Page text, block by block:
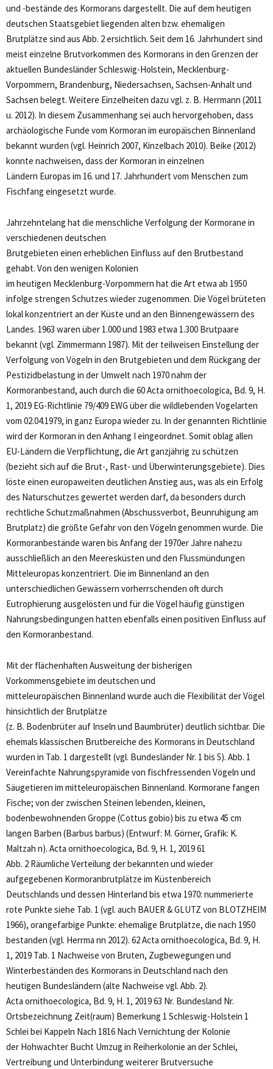
und -bestände des Kormorans dargestellt. Die auf dem heutigen
deutschen Staatsgebiet liegenden alten bzw. ehemaligen
Brutplätze sind aus Abb. 2 ersichtlich. Seit dem 16. Jahrhundert sind
meist einzelne Brutvorkommen des Kormorans in den Grenzen der
aktuellen Bundesländer Schleswig-Holstein, Mecklenburg-
Vorpommern, Brandenburg, Niedersachsen, Sachsen-Anhalt und
Sachsen belegt. Weitere Einzelheiten dazu vgl. z. B. Herrmann (2011
u. 2012). In diesem Zusammenhang sei auch hervorgehoben, dass
archäologische Funde vom Kormoran im europäischen Binnenland
bekannt wurden (vgl. Heinrich 2007, Kinzelbach 2010). Beike (2012)
konnte nachweisen, dass der Kormoran in einzelnen
Ländern Europas im 16. und 17. Jahrhundert vom Menschen zum
Fischfang eingesetzt wurde.
Jahrzehntelang hat die menschliche Verfolgung der Kormorane in
verschiedenen deutschen
Brutgebieten einen erheblichen Einfluss auf den Brutbestand
gehabt. Von den wenigen Kolonien
im heutigen Mecklenburg-Vorpommern hat die Art etwa ab 1950
infolge strengen Schutzes wieder zugenommen. Die Vögel brüteten
lokal konzentriert an der Küste und an den Binnengewässern des
Landes. 1963 waren über 1.000 und 1983 etwa 1.300 Brutpaare
bekannt (vgl. Zimmermann 1987). Mit der teilweisen Einstellung der
Verfolgung von Vögeln in den Brutgebieten und dem Rückgang der
Pestizidbelastung in der Umwelt nach 1970 nahm der
Kormoranbestand, auch durch die 60 Acta ornithoecologica, Bd. 9, H.
1, 2019 EG-Richtlinie 79/409 EWG über die wildlebenden Vogelarten
vom 02.04.1979, in ganz Europa wieder zu. In der genannten Richtlinie
wird der Kormoran in den Anhang I eingeordnet. Somit oblag allen
EU-Ländern die Verpflichtung, die Art ganzjährig zu schützen
(bezieht sich auf die Brut-, Rast- und Überwinterungsgebiete). Dies
löste einen europaweiten deutlichen Anstieg aus, was als ein Erfolg
des Naturschutzes gewertet werden darf, da besonders durch
rechtliche Schutzmaßnahmen (Abschussverbot, Beunruhigung am
Brutplatz) die größte Gefahr von den Vögeln genommen wurde. Die
Kormoranbestände waren bis Anfang der 1970er Jahre nahezu
ausschließlich an den Meeresküsten und den Flussmündungen
Mitteleuropas konzentriert. Die im Binnenland an den
unterschiedlichen Gewässern vorherrschenden oft durch
Eutrophierung ausgelösten und für die Vögel häufig günstigen
Nahrungsbedingungen hatten ebenfalls einen positiven Einfluss auf
den Kormoranbestand.
Mit der flächenhaften Ausweitung der bisherigen
Vorkommensgebiete im deutschen und
mitteleuropäischen Binnenland wurde auch die Flexibilität der Vögel
hinsichtlich der Brutplätze
(z. B. Bodenbrüter auf Inseln und Baumbrüter) deutlich sichtbar. Die
ehemals klassischen Brutbereiche des Kormorans in Deutschland
wurden in Tab. 1 dargestellt (vgl. Bundesländer Nr. 1 bis 5). Abb. 1
Vereinfachte Nahrungspyramide von fischfressenden Vögeln und
Säugetieren im mitteleuropäischen Binnenland. Kormorane fangen
Fische; von der zwischen Steinen lebenden, kleinen,
bodenbewohnenden Groppe (Cottus gobio) bis zu etwa 45 cm
langen Barben (Barbus barbus) (Entwurf: M. Görner, Grafik: K.
Maltzah n). Acta ornithoecologica, Bd. 9, H. 1, 2019 61
Abb. 2 Räumliche Verteilung der bekannten und wieder
aufgegebenen Kormoranbrutplätze im Küstenbereich
Deutschlands und dessen Hinterland bis etwa 1970: nummerierte
rote Punkte siehe Tab. 1 (vgl. auch BAUER & GLUTZ von BLOTZHEIM
1966), orangefarbige Punkte: ehemalige Brutplätze, die nach 1950
bestanden (vgl. Herrma nn 2012). 62 Acta ornithoecologica, Bd. 9, H.
1, 2019 Tab. 1 Nachweise von Bruten, Zugbewegungen und
Winterbeständen des Kormorans in Deutschland nach den
heutigen Bundesländern (alte Nachweise vgl. Abb. 2).
Acta ornithoecologica, Bd. 9, H. 1, 2019 63 Nr. Bundesland Nr.
Ortsbezeichnung Zeit(raum) Bemerkung 1 Schleswig-Holstein 1
Schlei bei Kappeln Nach 1816 Nach Vernichtung der Kolonie
der Hohwachter Bucht Umzug in Reiherkolonie an der Schlei,
Vertreibung und Unterbindung weiterer Brutversuche